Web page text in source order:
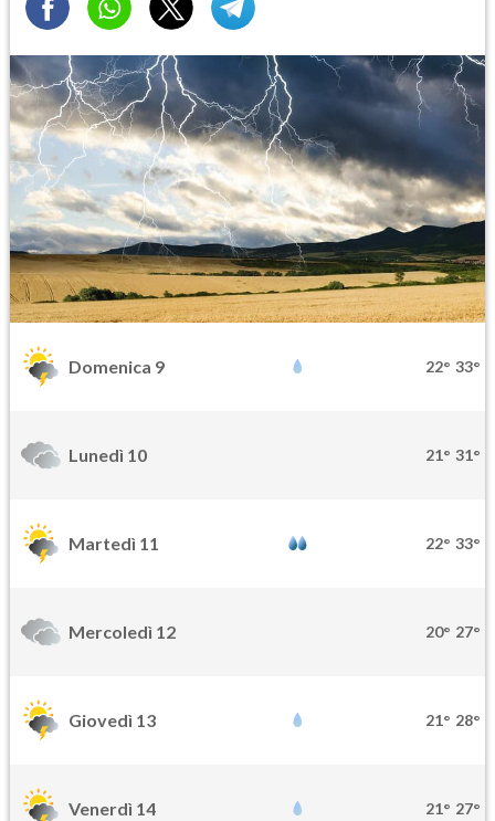
Domenica 9 22° 33°
Lunedì 10 21° 31°
Martedì 11 22° 33°
Mercoledì 12 20° 27°
Giovedì 13 21° 28°
Venerdì 14 21° 27°